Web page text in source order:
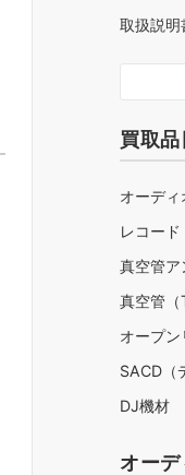
取扱説明
買取品
オーディ
レコード
真空管ア
真空管（
オープン
SACD（
DJ機材
オー